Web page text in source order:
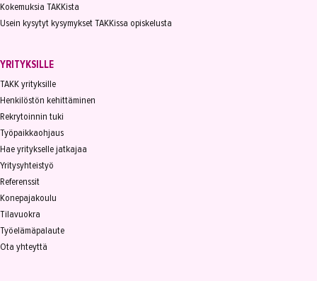
Kokemuksia TAKKista
Usein kysytyt kysymykset TAKKissa opiskelusta
YRITYKSILLE
TAKK yrityksille
Henkilöstön kehittäminen
Rekrytoinnin tuki
Työpaikkaohjaus
Hae yritykselle jatkajaa
Yritysyhteistyö
Referenssit
Konepajakoulu
Tilavuokra
Työelämäpalaute
Ota yhteyttä